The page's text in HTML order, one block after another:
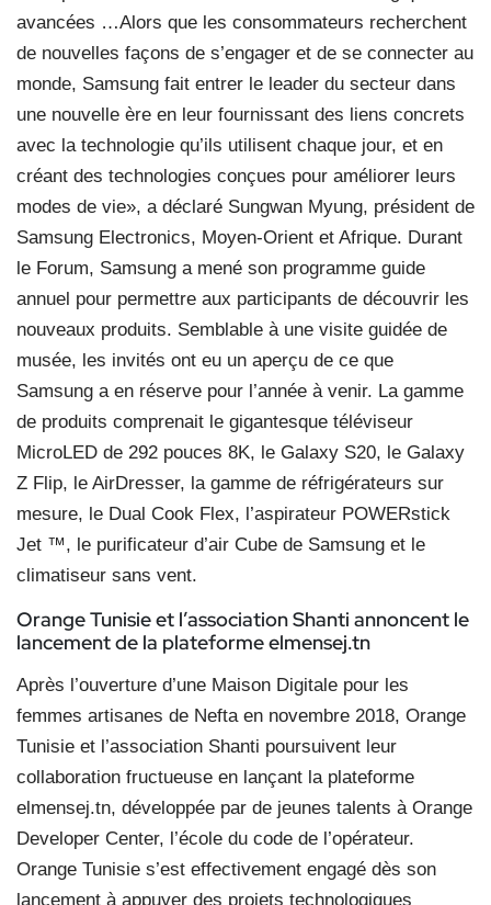
avancées …Alors que les consommateurs recherchent
de nouvelles façons de s’engager et de se connecter au
monde, Samsung fait entrer le leader du secteur dans
une nouvelle ère en leur fournissant des liens concrets
avec la technologie qu’ils utilisent chaque jour, et en
créant des technologies conçues pour améliorer leurs
modes de vie», a déclaré Sungwan Myung, président de
Samsung Electronics, Moyen-Orient et Afrique. Durant
le Forum, Samsung a mené son programme guide
annuel pour permettre aux participants de découvrir les
nouveaux produits. Semblable à une visite guidée de
musée, les invités ont eu un aperçu de ce que
Samsung a en réserve pour l’année à venir. La gamme
de produits comprenait le gigantesque téléviseur
MicroLED de 292 pouces 8K, le Galaxy S20, le Galaxy
Z Flip, le AirDresser, la gamme de réfrigérateurs sur
mesure, le Dual Cook Flex, l’aspirateur POWERstick
Jet ™, le purificateur d’air Cube de Samsung et le
climatiseur sans vent.
Orange Tunisie et l’association Shanti annoncent le
lancement de la plateforme elmensej.tn
Après l’ouverture d’une Maison Digitale pour les
femmes artisanes de Nefta en novembre 2018, Orange
Tunisie et l’association Shanti poursuivent leur
collaboration fructueuse en lançant la plateforme
elmensej.tn, développée par de jeunes talents à Orange
Developer Center, l’école du code de l’opérateur.
Orange Tunisie s’est effectivement engagé dès son
lancement à appuyer des projets technologiques